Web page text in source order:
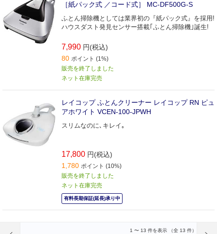
［紙パック式 ／コード式］ MC-DF500G-S
ふとん掃除機としては業界初の『紙パック式』を採用!
ハウスダスト発見センサー搭載｢ふとん掃除機｣誕生!
7,990 円(税込)
80 ポイント (1%)
販売を終了しました
ネット在庫完売
レイコップ ふとんクリーナー レイコップ RN ピュ
アホワイト VCEN-100-JPWH
スリムなのに､キレイ｡
17,800 円(税込)
1,780 ポイント (10%)
販売を終了しました
ネット在庫完売
有料長期保証(延長)承り中
1 〜 13 件を表示 （全 13 件）